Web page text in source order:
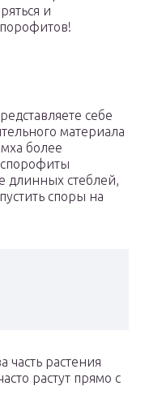
и
себе
материала
более
длинных стеблей,
споры на
часть растения
растут прямо с